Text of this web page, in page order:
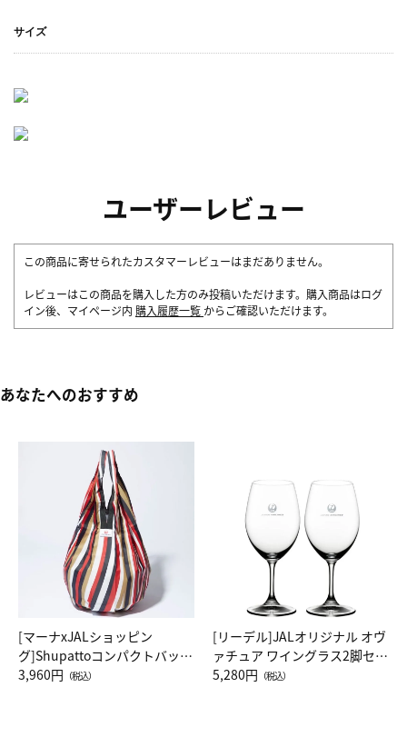
サイズ
ユーザーレビュー
この商品に寄せられたカスタマーレビューはまだありません。
レビューはこの商品を購入した方のみ投稿いただけます。購入商品はログ
イン後、マイページ内 購入履歴一覧 からご確認いただけます。
あなたへのおすすめ
[マーナxJALショッピン
グ]Shupattoコンパクトバッグ
Drop JAL客室乗務員（LC）ス
3,960円 （税込）
[リーデル]JALオリジナル オヴ
ァチュア ワイングラス2脚セッ
ト（レッドワイン）
5,280円 （税込）